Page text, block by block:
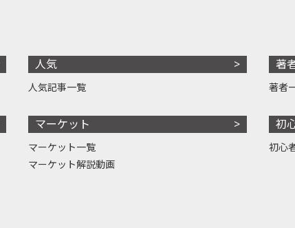
人気
人気記事一覧
マーケット
マーケット一覧
マーケット解説動画
著
著者
初
初心